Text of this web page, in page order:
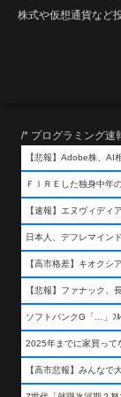
株式や仮想通貨など
/* プログラミング速
【悲報】Adobe株、AI
ＦＩＲＥした独身中年
【速報】エヌヴィデ
日本人、デフレマイン
ソフトバンクG「…」ﾌ